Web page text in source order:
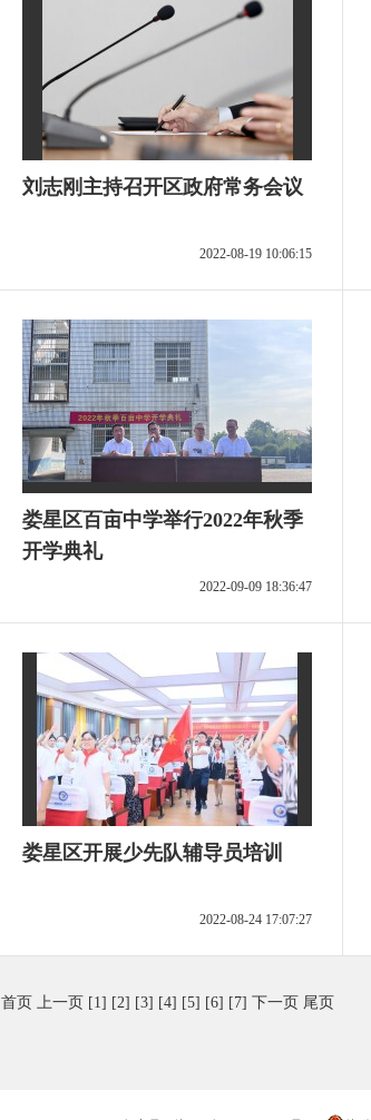
刘志刚主持召开区政府常务会议
2022-08-19 10:06:15
娄星区百亩中学举行2022年秋季
开学典礼
2022-09-09 18:36:47
娄星区开展少先队辅导员培训
2022-08-24 17:07:27
首页 上一页 [1] [2] [3] [4] [5] [6] [7] 下一页 尾页